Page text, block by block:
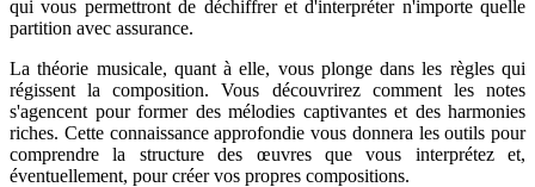
qui vous permettront de déchiffrer et d'interpréter n'importe quelle
partition avec assurance.
La théorie musicale, quant à elle, vous plonge dans les règles qui
régissent la composition. Vous découvrirez comment les notes
s'agencent pour former des mélodies captivantes et des harmonies
riches. Cette connaissance approfondie vous donnera les outils pour
comprendre la structure des œuvres que vous interprétez et,
éventuellement, pour créer vos propres compositions.